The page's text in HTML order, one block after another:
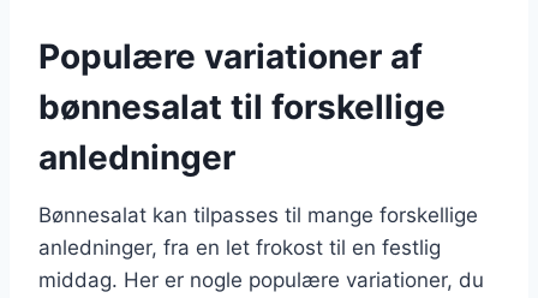
Populære variationer af
bønnesalat til forskellige
anledninger
Bønnesalat kan tilpasses til mange forskellige
anledninger, fra en let frokost til en festlig
middag. Her er nogle populære variationer, du